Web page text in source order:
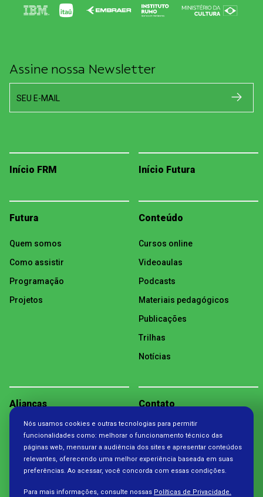
Assine nossa Newsletter
SEU E-MAIL
Início FRM Início Futura
Futura
Quem somos
Como assistir
Programação
Projetos
Conteúdo
Cursos online
Videoaulas
Podcasts
Materiais pedagógicos
Publicações
Trilhas
Notícias
Alianças Contato
Política de Privacidade
Nós usamos cookies e outras tecnologias para permitir
funcionalidades como: melhorar o funcionamento técnico das
páginas web, mensurar a audiência dos sites e apresentar conteúdos
relevantes, oferecendo uma melhor experiência baseada em suas
preferências. Ao acessar, você concorda com essas condições.
Para mais informações, consulte nossas Políticas de Privacidade.